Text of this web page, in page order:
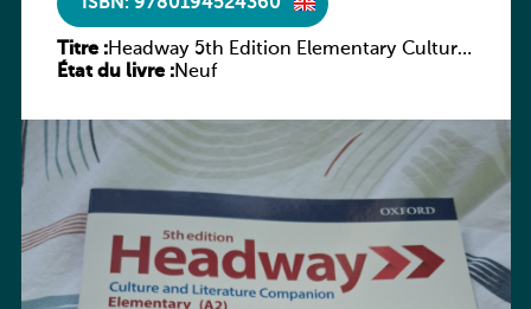
Titre :Headway 5th Edition Elementary Culture
and Literature Companion
État du livre :Neuf